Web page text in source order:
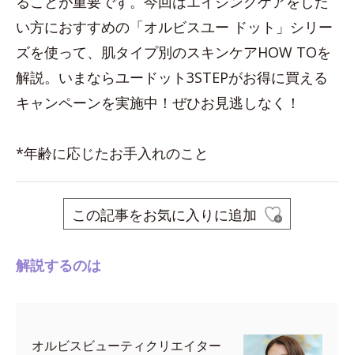
い方におすすめの「オルビスユー ドット」シリー
ズを使って、肌タイプ別のスキンケアHOW TOを
解説。いまならユードット3STEPがお得に買える
キャンペーンを実施中！ぜひお見逃しなく！
*年齢に応じたお手入れのこと
この記事をお気に入りに追加
解説するのは
オルビスビューティクリエイター